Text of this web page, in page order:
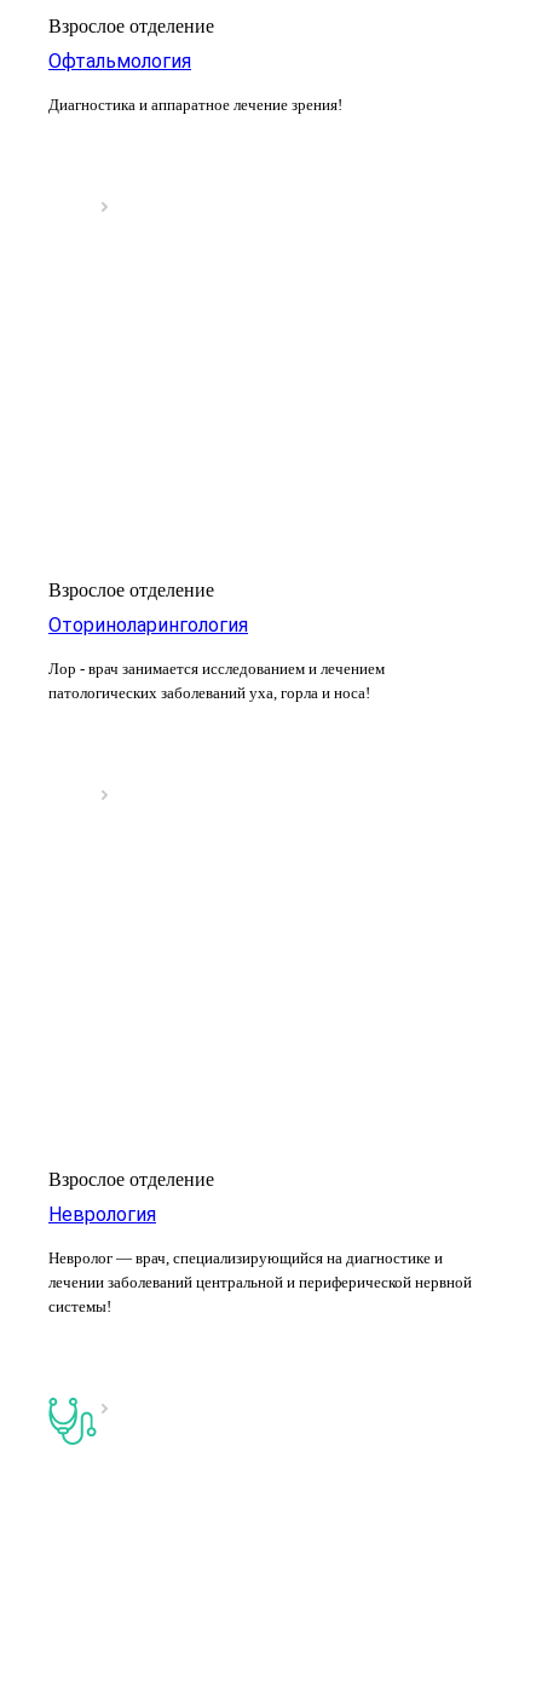
Взрослое отделение
Офтальмология
Диагностика и аппаратное лечение зрения!
Взрослое отделение
Оториноларингология
Лор - врач занимается исследованием и лечением
патологических заболеваний уха, горла и носа!
Взрослое отделение
Неврология
Невролог — врач, специализирующийся на диагностике и
лечении заболеваний центральной и периферической нервной
системы!